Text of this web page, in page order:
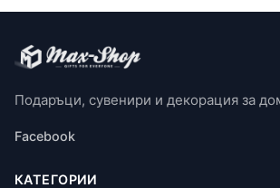
Подаръци, сувенири и декорация за
Facebook
КАТЕГОРИИ